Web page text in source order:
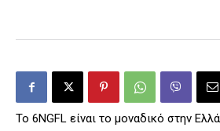
Το 6NGFL είναι το μοναδικό στην